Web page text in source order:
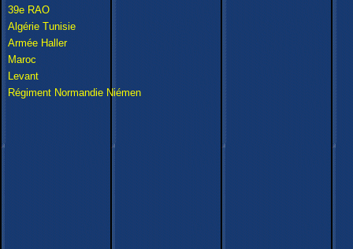
39e RAO
Algérie Tunisie
Armée Haller
Maroc
Levant
Régiment Normandie Niémen